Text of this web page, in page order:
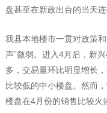
盘甚至在新政出台的当天连
我县本地楼市一贯对政策
声”微弱。进入4月后，新
多，交易量环比明显增长
比较低的中小楼盘。然而
楼盘在4月份的销售比较火